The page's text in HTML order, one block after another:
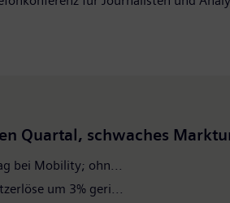
Quartal, schwaches
bei Mobility; ohn...
um 3% geri...